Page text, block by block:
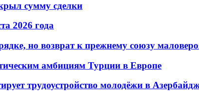
сумму сделки
2026 года
но возврат к прежнему союзу
амбициям Турции в Европе
трудоустройство молодёжи в